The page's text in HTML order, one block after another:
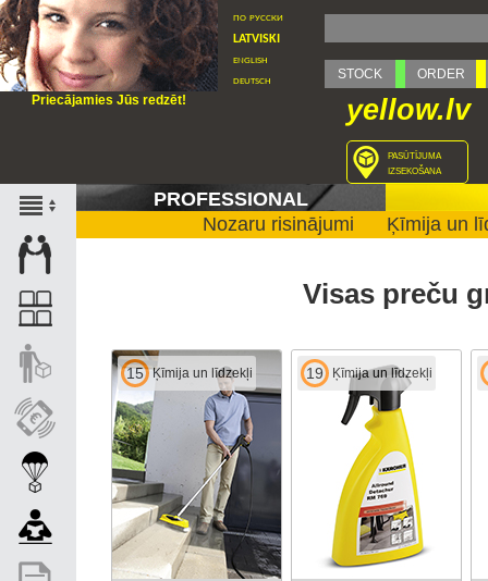
Priecājamies Jūs redzēt!
по русски
latviski
english
deutsch
STOCK ORDER
yellow.lv
pasūtījuma
izsekošana
PROFESSIONAL
Nozaru risinājumi
Ķīmija un
Visas preču
15 Ķīmija un līdzekļi 19 Ķīmija un līdzekļi